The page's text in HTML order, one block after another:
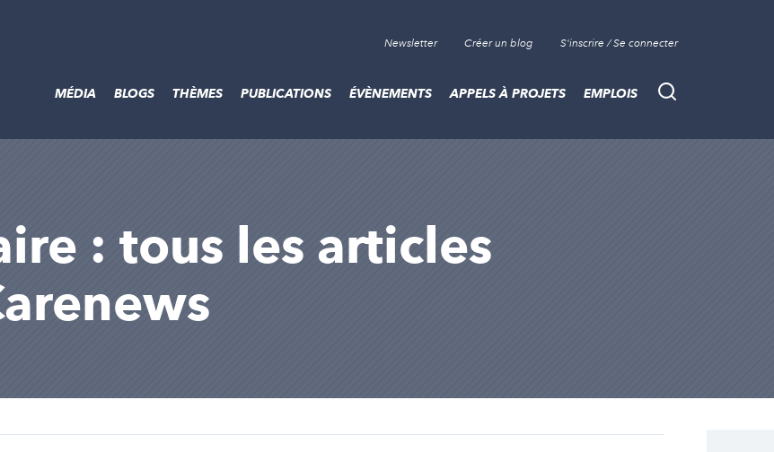
Newsletter Créer un blog S'inscrire / Se connecter
Recherche
MÉDIA BLOGS THÈMES PUBLICATIONS ÉVÈNEMENTS APPELS À PROJETS EMPLOIS
: tous les articles